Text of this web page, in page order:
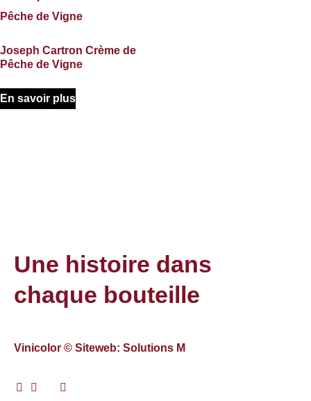
Joseph Cartron Crème de
Pêche de Vigne
En savoir plus
Une histoire dans
chaque bouteille
Vinicolor © Siteweb: Solutions M